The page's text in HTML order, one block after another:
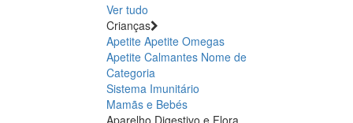
Ver tudo
Crianças
Apetite Apetite Omegas
Apetite Calmantes Nome de
Categoria
Sistema Imunitário
Mamãs e Bebés
Aparelho Digestivo e Flora